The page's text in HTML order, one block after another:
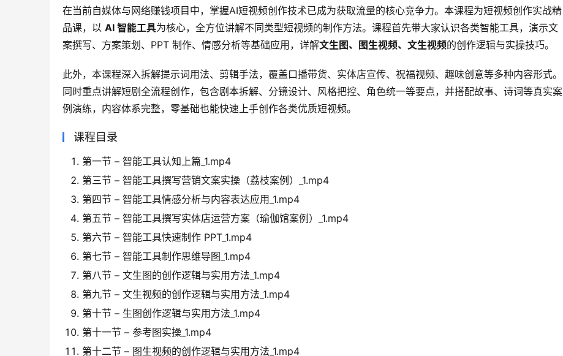
在当前自媒体与网络赚钱项目中，掌握AI短视频创作技术已成为获取流量的核心竞争力。本课程为短视频创作实战精
品课，以 AI 智能工具为核心，全方位讲解不同类型短视频的制作方法。课程首先带大家认识各类智能工具，演示文
案撰写、方案策划、PPT 制作、情感分析等基础应用，详解文生图、图生视频、文生视频的创作逻辑与实操技巧。
此外，本课程深入拆解提示词用法、剪辑手法，覆盖口播带货、实体店宣传、祝福视频、趣味创意等多种内容形式。
同时重点讲解短剧全流程创作，包含剧本拆解、分镜设计、风格把控、角色统一等要点，并搭配故事、诗词等真实案
例演练，内容体系完整，零基础也能快速上手创作各类优质短视频。
课程目录
第一节 – 智能工具认知上篇_1.mp4
第三节 – 智能工具撰写营销文案实操（荔枝案例）_1.mp4
第四节 – 智能工具情感分析与内容表达应用_1.mp4
第五节 – 智能工具撰写实体店运营方案（瑜伽馆案例）_1.mp4
第六节 – 智能工具快速制作 PPT_1.mp4
第七节 – 智能工具制作思维导图_1.mp4
第八节 – 文生图的创作逻辑与实用方法_1.mp4
第九节 – 文生视频的创作逻辑与实用方法_1.mp4
第十节 – 生图创作逻辑与实用方法_1.mp4
第十一节 – 参考图实操_1.mp4
第十二节 – 图生视频的创作逻辑与实用方法_1.mp4